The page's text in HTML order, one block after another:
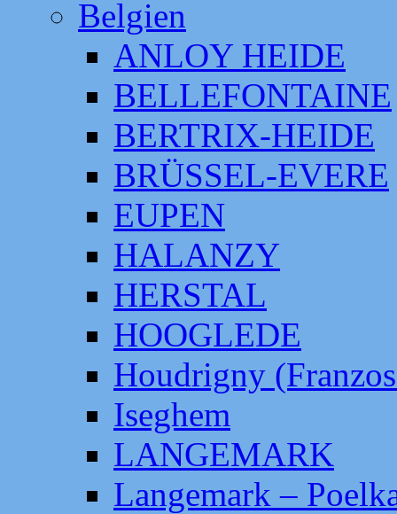
Belgien
ANLOY HEIDE
BELLEFONTAINE
BERTRIX-HEIDE
BRÜSSEL-EVERE
EUPEN
HALANZY
HERSTAL
HOOGLEDE
Houdrigny
Iseghem
LANGEMARK
Langemark –